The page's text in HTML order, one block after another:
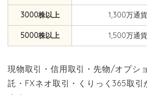
3000株以上 1,300万通
5000株以上 1,500万通
現物取引・信用取引・先物/オプシ
託・FXネオ取引・くりっく365取引